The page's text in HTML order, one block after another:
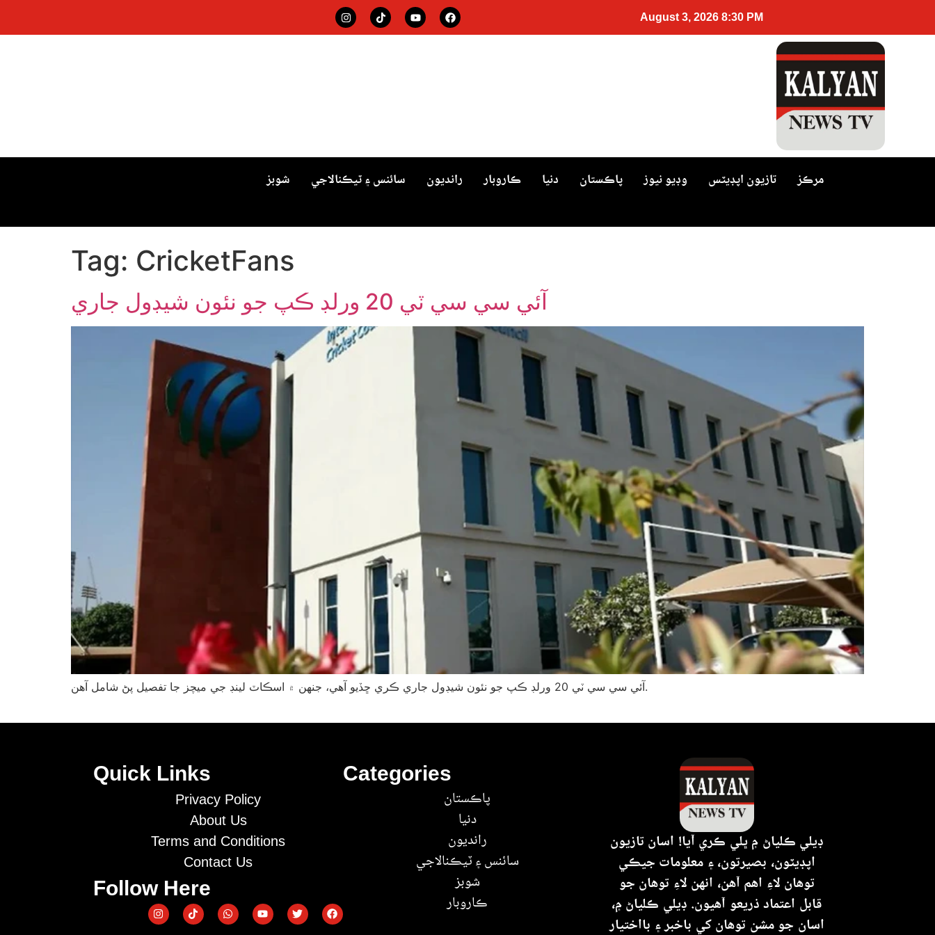
August 3, 2026 8:30 PM
شوبز سائنس ۽ ٽيڪنالاجي رانديون ڪاروبار دنيا پاڪستان وڊيو نيوز تازيون اپڊيٽس مرڪز
Tag: CricketFans
آئي سي سي ٽي 20 ورلڊ ڪپ جو نئون شيڊول جاري
آئي سي سي ٽي 20 ورلڊ ڪپ جو نئون شيڊول جاري ڪري ڇڏيو آهي، جنهن ۾ اسڪاٽ لينڊ جي ميچز جا تفصيل پڻ شامل آهن.
Quick Links
Privacy Policy
About Us
Terms and Conditions
Contact Us
Follow Here
Categories
پاڪستان
دنيا
رانديون
سائنس ۽ ٽيڪنالاجي
شوبز
ڪاروبار
ڊيلي ڪلياڻ ۾ ڀلي ڪري آيا! اسان تازيون
اپڊيٽون، بصيرتون، ۽ معلومات جيڪي
توهان لاءِ اهم آهن، انهن لاءِ توهان جو
قابل اعتماد ذريعو آهيون. ڊيلي ڪلياڻ ۾،
اسان جو مشن توهان کي باخبر ۽ بااختيار